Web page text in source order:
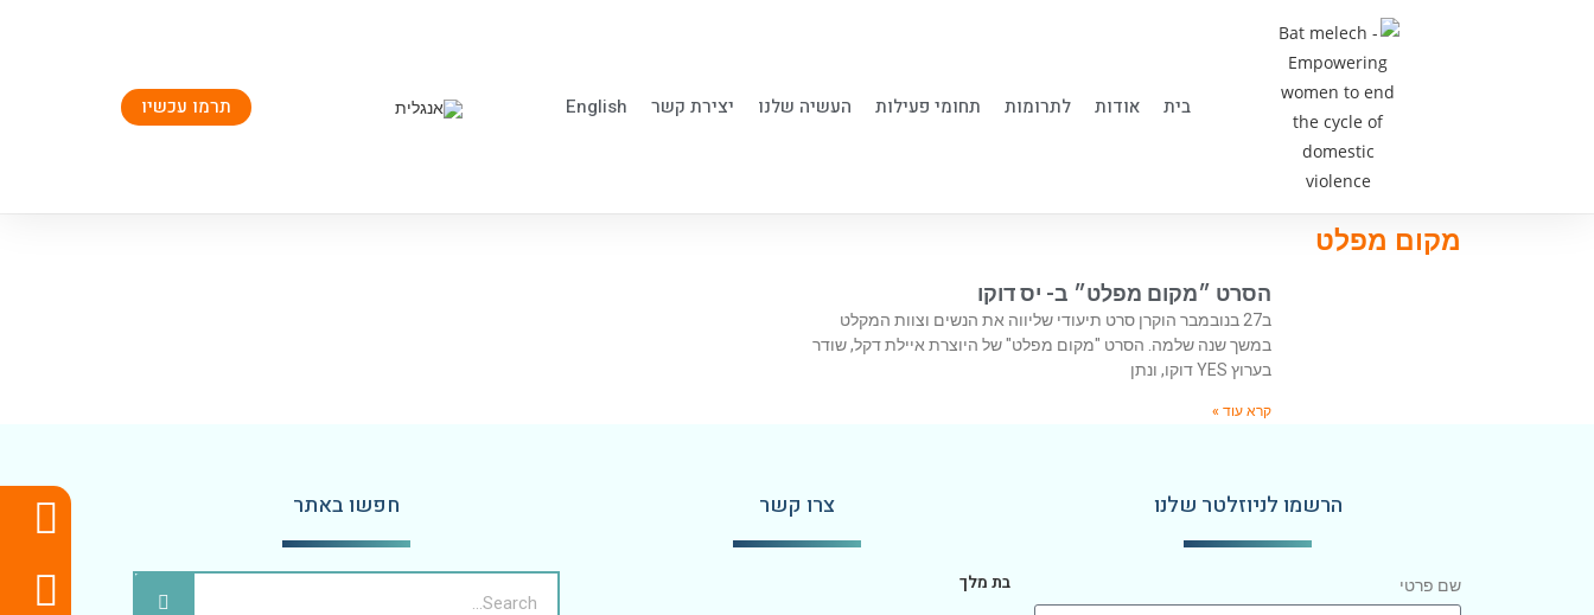
בית אודות לתרומות תחומי פעילות העשיה שלנו יצירת קשר English תרמו עכשיו
מקום מפלט
הסרט ״מקום מפלט״ ב- יס דוקו
ב27 בנובמבר הוקרן סרט תיעודי שליווה את הנשים וצוות המקלט
במשך שנה שלמה. הסרט "מקום מפלט" של היוצרת איילת דקל, שודר
בערוץ YES דוקו, ונתן
קרא עוד »
הרשמו לניוזלטר שלנו
שם פרטי
צרו קשר
בת מלך
חפשו באתר